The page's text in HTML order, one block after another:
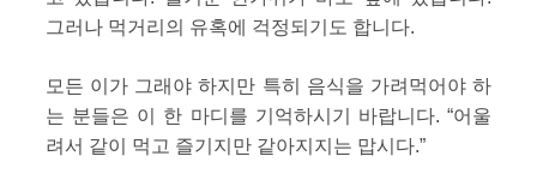
그러나 먹거리의 유혹에 걱정되기도 합니다.
모든 이가 그래야 하지만 특히 음식을 가려먹어야 하
는 분들은 이 한 마디를 기억하시기 바랍니다. “어울
려서 같이 먹고 즐기지만 같아지지는 맙시다.”